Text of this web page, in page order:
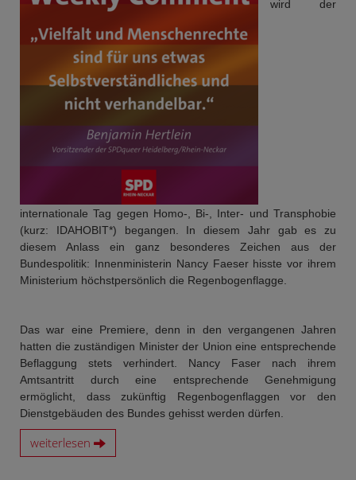
wird der
internationale Tag gegen Homo-, Bi-, Inter- und Transphobie
(kurz: IDAHOBIT*) begangen. In diesem Jahr gab es zu
diesem Anlass ein ganz besonderes Zeichen aus der
Bundespolitik: Innenministerin Nancy Faeser hisste vor ihrem
Ministerium höchstpersönlich die Regenbogenflagge.
Das war eine Premiere, denn in den vergangenen Jahren
hatten die zuständigen Minister der Union eine entsprechende
Beflaggung stets verhindert. Nancy Faser nach ihrem
Amtsantritt durch eine entsprechende Genehmigung
ermöglicht, dass zukünftig Regenbogenflaggen vor den
Dienstgebäuden des Bundes gehisst werden dürfen.
weiterlesen